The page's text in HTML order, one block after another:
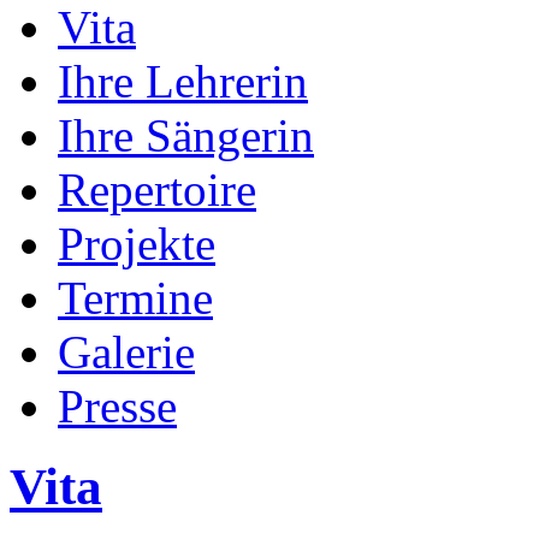
Vita
Ihre Lehrerin
Ihre Sängerin
Repertoire
Projekte
Termine
Galerie
Presse
Vita